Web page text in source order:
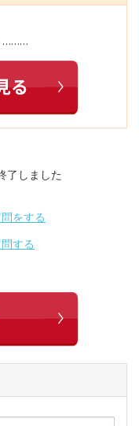
………
了しました
をする
する